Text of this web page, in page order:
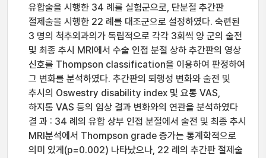
유합술을 시행한 34 례를 실험군으로, 단분절 추간판
절제술을 시행한 22 례를 대조군으로 설정하였다. 숙련된
3 명의 척추외과의가 독립적으로 각각 3회씩 양 군의 술전
및 최종 추시 MRI에서 수술 인접 분절 상하 추간판의 영상
신호를 Thompson classification을 이용하여 판정하여
그 변화를 분석하였다. 추간판의 퇴행성 변화와 술전 및
추시의 Oswestry disability index 및 요통 VAS,
하지통 VAS 등의 임상 결과 변화와의 연관을 분석하였다
결 과 : 34 례의 유합 상부 인접 분절에서 술전 및 최종 추시
MRI분석에서 Thompson grade 증가는 통계학적으로
의미 있게(p=0.002) 나타났으나, 22 례의 추간판 절제술